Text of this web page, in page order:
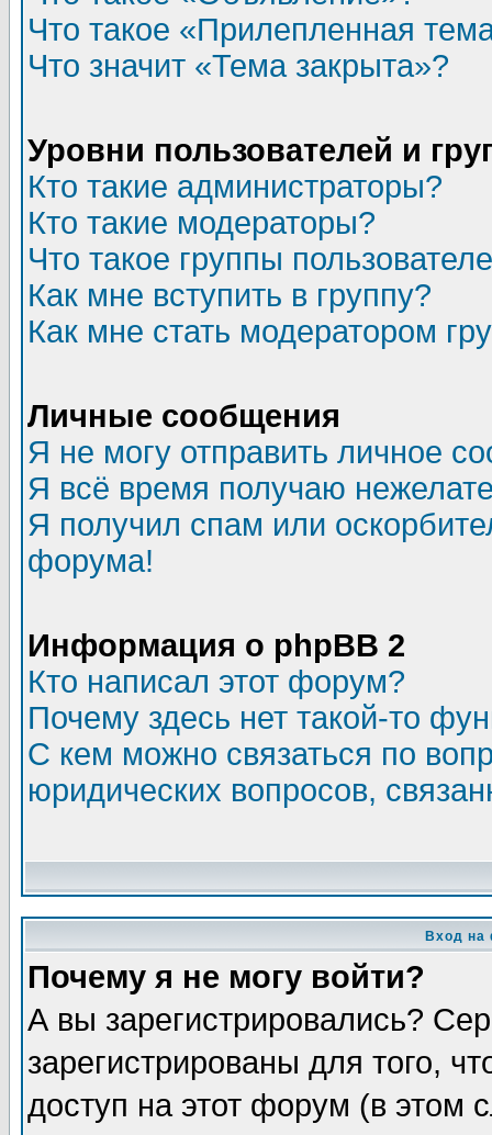
Что такое «Прилепленная
Что значит «Тема закрыта»?
Уровни пользователей и
Кто такие администраторы?
Кто такие модераторы?
Что такое группы
Как мне вступить в группу?
Как мне стать модератором
Личные сообщения
Я не могу отправить личное
Я всё время получаю
Я получил спам или
форума!
Информация о phpBB 2
Кто написал этот форум?
Почему здесь нет такой-то
С кем можно связаться по
юридических вопросов,
Вход на
Почему я не могу войти?
А вы зарегистрировались?
зарегистрированы для того,
доступ на этот форум (в этом